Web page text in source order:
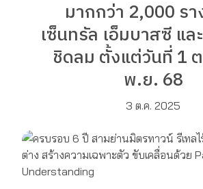
มากกว่า 2,000 ร
เซ็นทรัล เอ็มบาสซี แล
ชิดลม ตั้งแต่วันที่ 1
พ.ย. 68
3 ต.ค. 2025